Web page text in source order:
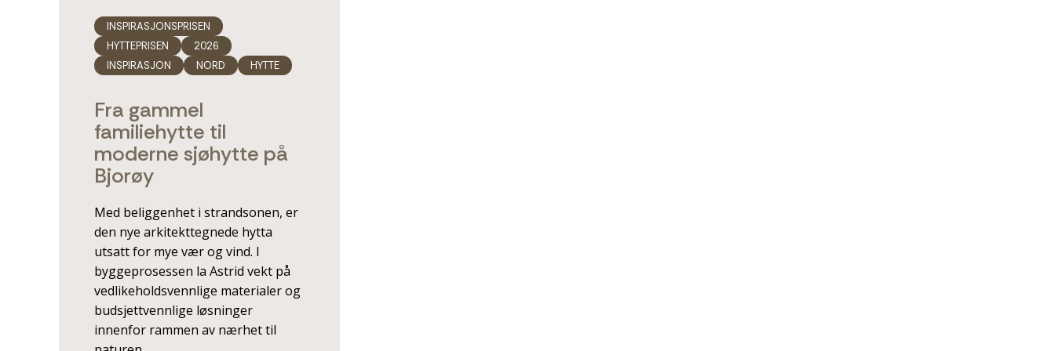
INSPIRASJONSPRISEN
HYTTEPRISEN
2026
INSPIRASJON
NORD HYTTE
Fra gammel
familiehytte til
moderne sjøhytte på
Bjorøy
Med beliggenhet i strandsonen, er
den nye arkitekttegnede hytta
utsatt for mye vær og vind. I
byggeprosessen la Astrid vekt på
vedlikeholdsvennlige materialer og
budsjettvennlige løsninger
innenfor rammen av nærhet til